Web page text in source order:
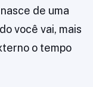
de uma
você vai, mais
o tempo